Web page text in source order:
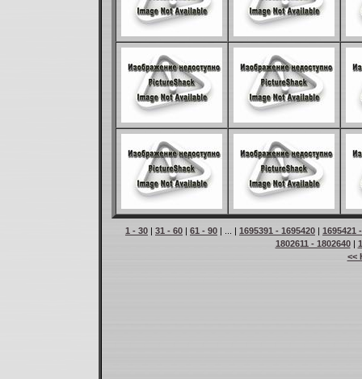
1 - 30 | 31 - 60 | 61 - 90 | ... | 1695391 - 1695420 | 1695421
1802611 - 1802640|
<<